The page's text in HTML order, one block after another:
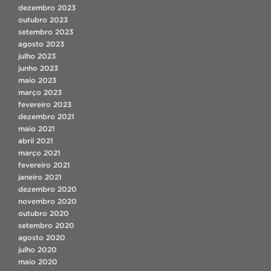
dezembro 2023
outubro 2023
setembro 2023
agosto 2023
julho 2023
junho 2023
maio 2023
março 2023
fevereiro 2023
dezembro 2021
maio 2021
abril 2021
março 2021
fevereiro 2021
janeiro 2021
dezembro 2020
novembro 2020
outubro 2020
setembro 2020
agosto 2020
julho 2020
maio 2020